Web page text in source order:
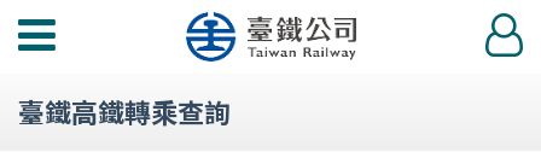
功
選
登
入
臺鐵高鐵轉乘查詢